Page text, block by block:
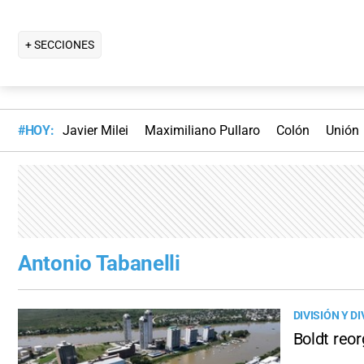
+ SECCIONES
#HOY: Javier Milei Maximiliano Pullaro Colón Unión
Antonio Tabanelli
DIVISIÓN Y
Boldt